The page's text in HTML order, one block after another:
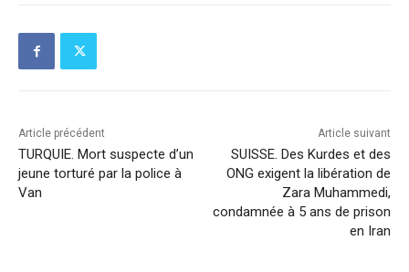
Article précédent
TURQUIE. Mort suspecte d’un
jeune torturé par la police à
Van
Article suivant
SUISSE. Des Kurdes et des
ONG exigent la libération de
Zara Muhammedi,
condamnée à 5 ans de prison
en Iran